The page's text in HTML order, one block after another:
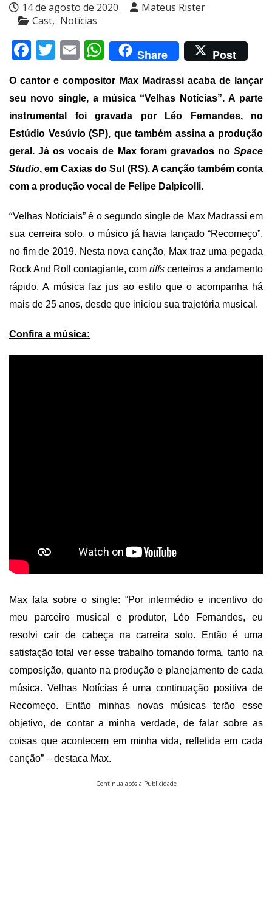
14 de agosto de 2020
Mateus Rister
Cast
Notícias
Facebook
Twitter
EmailWhatsApp
Share Post
O cantor e compositor Max Madrassi acaba de lançar
seu novo single, a música “Velhas Notícias”. A parte
instrumental foi gravada por Léo Fernandes, no
Estúdio Vesúvio (SP), que também assina a produção
geral. Já os vocais de Max foram gravados no Space
Studio, em Caxias do Sul (RS). A canção também conta
com a produção vocal de Felipe Dalpicolli.
“Velhas Notíciais” é o segundo single de Max Madrassi em
sua cerreira solo, o músico já havia lançado “Recomeço”,
no fim de 2019. Nesta nova canção, Max traz uma pegada
Rock And Roll contagiante, com riffs certeiros a andamento
rápido. A música faz jus ao estilo que o acompanha há
mais de 25 anos, desde que iniciou sua trajetória musical.
Confira a música:
Max fala sobre o single: “Por intermédio e incentivo do
meu parceiro musical e produtor, Léo Fernandes, eu
resolvi cair de cabeça na carreira solo. Então é uma
satisfação total ver esse trabalho tomando forma, tanto na
composição, quanto na produção e planejamento de cada
música. Velhas Notícias é uma continuação positiva de
Recomeço. Então minhas novas músicas terão esse
objetivo, de contar a minha verdade, de falar sobre as
coisas que acontecem em minha vida, refletida em cada
canção” – destaca Max.
Continua após a Publicidade